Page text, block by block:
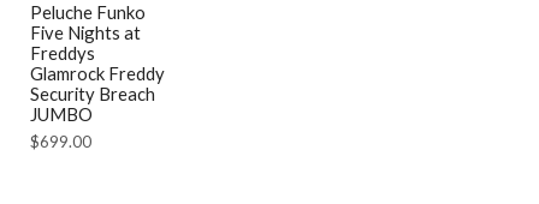
Peluche Funko
Five Nights at
Freddys
Glamrock Freddy
Security Breach
JUMBO
$699.00